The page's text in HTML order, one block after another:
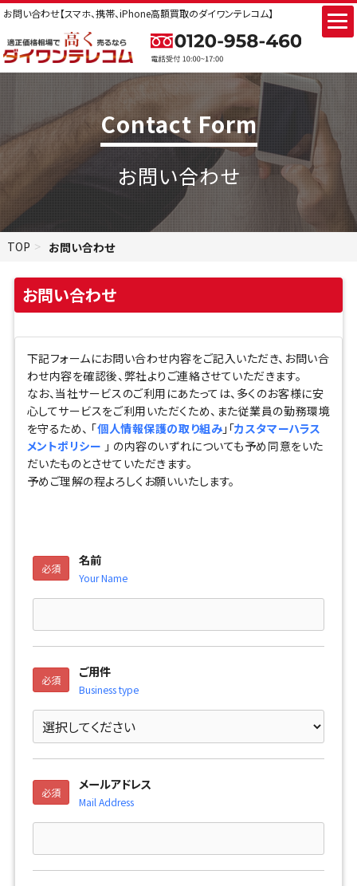
お問い合わせ【スマホ、携帯、iPhone高額買取のダイワンテレコム】
Contact Form
お問い合わせ
TOP お問い合わせ
お問い合わせ
下記フォームにお問い合わせ内容をご記入いただき、お問い合
わせ内容を確認後、弊社よりご連絡させていただきます。
なお、当社サービスのご利用にあたっては、多くのお客様に安
心してサービスをご利用いただくため、また従業員の勤務環境
を守るため、 「個人情報保護の取り組み 」「カスタマーハラス
メントポリシー 」 の内容のいずれについても予め同意をいた
だいたものとさせていただきます。
予めご理解の程よろしくお願いいたします。
必須 名前
Your Name
必須 ご用件
Business type
必須 メールアドレス
Mail Address